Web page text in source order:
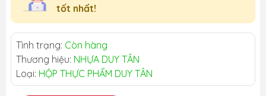
tốt nhất!
Tình trạng: Còn hàng
Thương hiệu: NHỰA DUY TÂN
Loại: HỘP THỰC PHẨM DUY TÂN